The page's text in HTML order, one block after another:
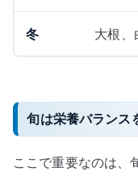
冬 大根、
旬は栄養バランス
ここで重要なのは、